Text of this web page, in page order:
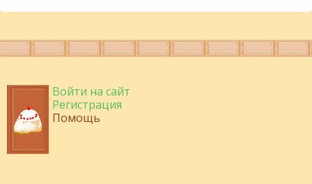
Войти на сайт
Регистрация
Помощь